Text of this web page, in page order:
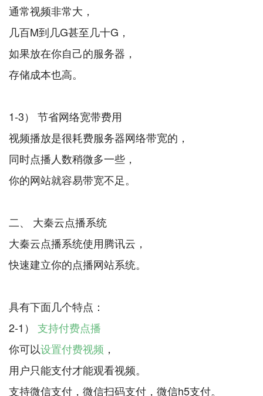
通常视频非常大，
几百M到几G甚至几十G，
如果放在你自己的服务器，
存储成本也高。
1-3） 节省网络宽带费用
视频播放是很耗费服务器网络带宽的，
同时点播人数稍微多一些，
你的网站就容易带宽不足。
二、 大秦云点播系统
大秦云点播系统使用腾讯云，
快速建立你的点播网站系统。
具有下面几个特点：
2-1） 支持付费点播
你可以设置付费视频 ，
用户只能支付才能观看视频。
支持微信支付，微信扫码支付，微信h5支付。